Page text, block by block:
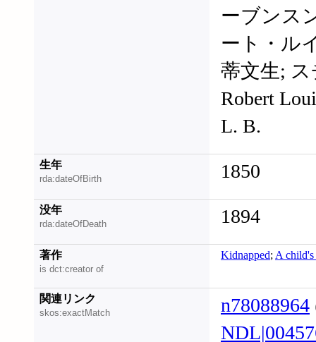
ーブンス
ート・ル
蒂文生; ス
Robert
L. B.
生年
rda:dateOfBirth 1850
没年
rda:dateOfDeath 1894
著作
is dct:creator of
Kidnapped; A child's
関連リンク
skos:exactMatch n78088964